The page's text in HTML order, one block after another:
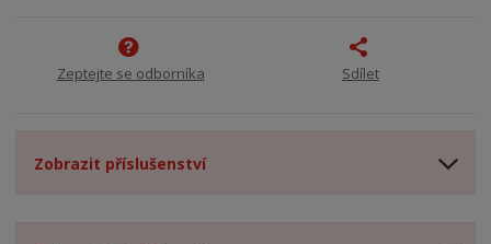
Zeptejte se odborníka Sdílet
Zobrazit příslušenství